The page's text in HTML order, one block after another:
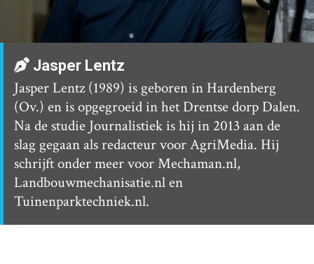
Jasper Lentz
Jasper Lentz (1989) is geboren in Hardenberg
(Ov.) en is opgegroeid in het Drentse dorp Dalen.
Na de studie Journalistiek is hij in 2013 aan de
slag gegaan als redacteur voor AgriMedia. Hij
schrijft onder meer voor Mechaman.nl,
Landbouwmechanisatie.nl en
Tuinenparktechniek.nl.